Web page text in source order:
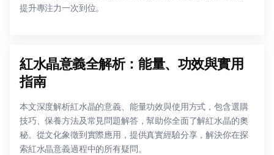
提升專注力一次到位。
紅水晶意義全解析：能量、功效與實用
指南
本文深度解析紅水晶的意義、能量功效與使用方式，包含選購
技巧、保養方法及常見問題解答，幫助你全面了解紅水晶的奧
秘。從文化象徵到實際應用，提供真實經驗分享，解決你在探
索紅水晶意義過程中的所有疑問。